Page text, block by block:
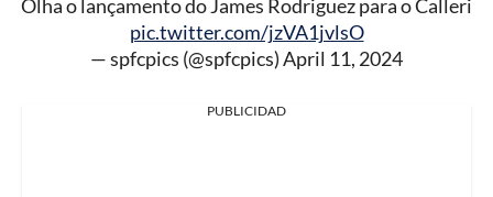
Olha o lançamento do James Rodriguez para o Calleri
pic.twitter.com/jzVA1jvlsO
— spfcpics (@spfcpics)April 11, 2024
PUBLICIDAD